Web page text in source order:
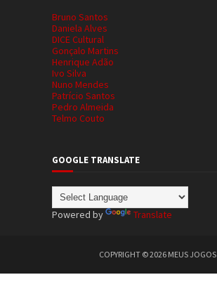
Bruno Santos
Daniela Alves
DICE Cultural
Gonçalo Martins
Henrique Adão
Ivo Silva
Nuno Mendes
Patrício Santos
Pedro Almeida
Telmo Couto
GOOGLE TRANSLATE
Powered by Translate
COPYRIGHT ©2026 MEUS JOGOS